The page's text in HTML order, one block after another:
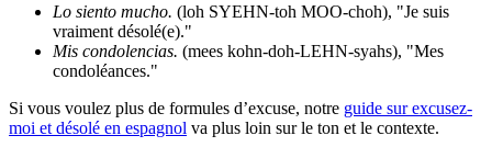
Lo siento mucho. (loh SYEHN-toh MOO-choh), "Je suis
vraiment désolé(e)."
Mis condolencias. (mees kohn-doh-LEHN-syahs), "Mes
condoléances."
Si vous voulez plus de formules d’excuse, notre guide sur excusez-
moi et désolé en espagnol va plus loin sur le ton et le contexte.